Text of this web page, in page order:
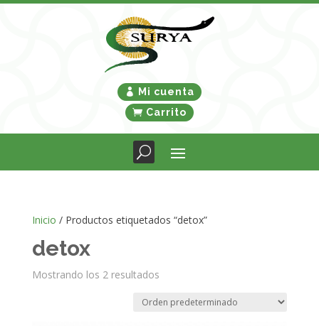
Mi cuenta
Carrito
Inicio / Productos etiquetados “detox”
detox
Mostrando los 2 resultados